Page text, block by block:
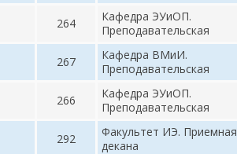
264
Кафедра ЭУиОП.
Преподавательская
267
Кафедра ВМиИ.
Преподавательская
266
Кафедра ЭУиОП.
Преподавательская
292
Факультет ИЭ. Приемная
декана